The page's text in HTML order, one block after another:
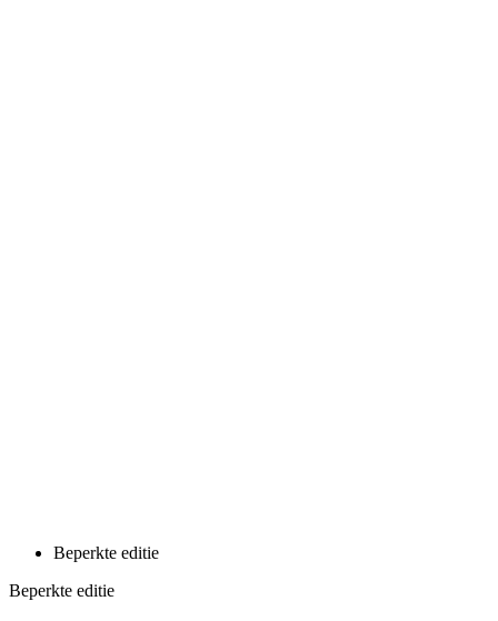
Beperkte editie
Beperkte editie